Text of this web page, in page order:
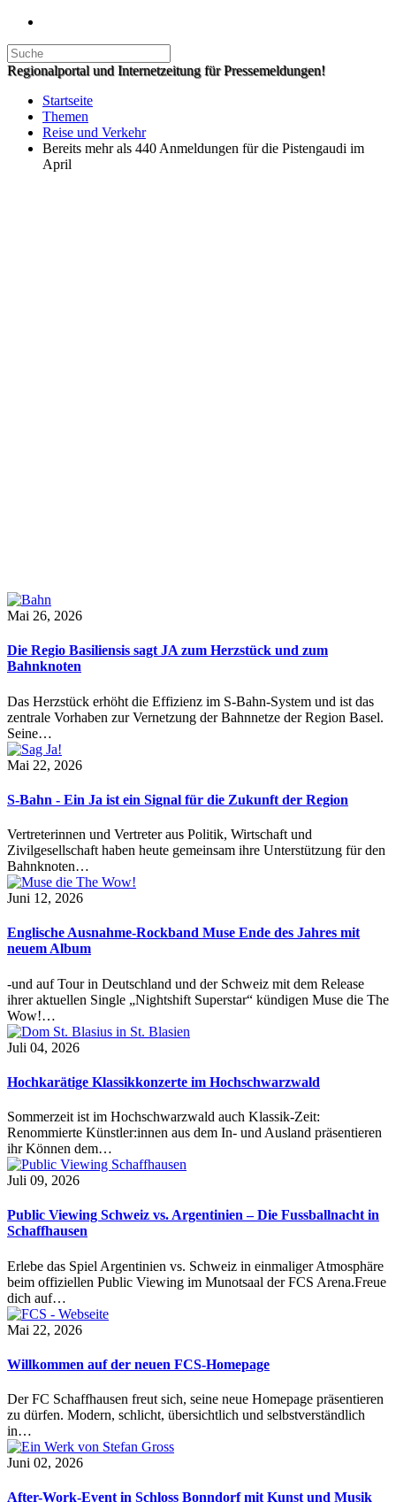
Regionalportal und Internetzeitung für Pressemeldungen!
Startseite
Themen
Reise und Verkehr
Bereits mehr als 440 Anmeldungen für die Pistengaudi im
April
Mai 26, 2026
Die Regio Basiliensis sagt JA zum Herzstück und zum
Bahnknoten
Das Herzstück erhöht die Effizienz im S-Bahn-System und ist das
zentrale Vorhaben zur Vernetzung der Bahnnetze der Region Basel.
Seine…
Mai 22, 2026
S-Bahn - Ein Ja ist ein Signal für die Zukunft der Region
Vertreterinnen und Vertreter aus Politik, Wirtschaft und
Zivilgesellschaft haben heute gemeinsam ihre Unterstützung für den
Bahnknoten…
Juni 12, 2026
Englische Ausnahme-Rockband Muse Ende des Jahres mit
neuem Album
-und auf Tour in Deutschland und der Schweiz mit dem Release
ihrer aktuellen Single „Nightshift Superstar“ kündigen Muse die The
Wow!…
Juli 04, 2026
Hochkarätige Klassikkonzerte im Hochschwarzwald
Sommerzeit ist im Hochschwarzwald auch Klassik-Zeit:
Renommierte Künstler:innen aus dem In- und Ausland präsentieren
ihr Können dem…
Juli 09, 2026
Public Viewing Schweiz vs. Argentinien – Die Fussballnacht in
Schaffhausen
Erlebe das Spiel Argentinien vs. Schweiz in einmaliger Atmosphäre
beim offiziellen Public Viewing im Munotsaal der FCS Arena.Freue
dich auf…
Mai 22, 2026
Willkommen auf der neuen FCS-Homepage
Der FC Schaffhausen freut sich, seine neue Homepage präsentieren
zu dürfen. Modern, schlicht, übersichtlich und selbstverständlich
in…
Juni 02, 2026
After-Work-Event in Schloss Bonndorf mit Kunst und Musik